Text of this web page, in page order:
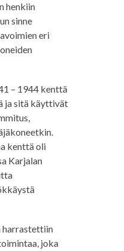
henkiin
sinne
eri
– 1944 kenttä
ja sitä käyttivät
kenttä oli
Karjalan
harrastettiin
joka